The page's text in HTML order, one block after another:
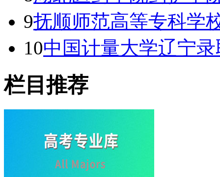
9抚顺师范高等专科学
10中国计量大学辽宁
栏目推荐